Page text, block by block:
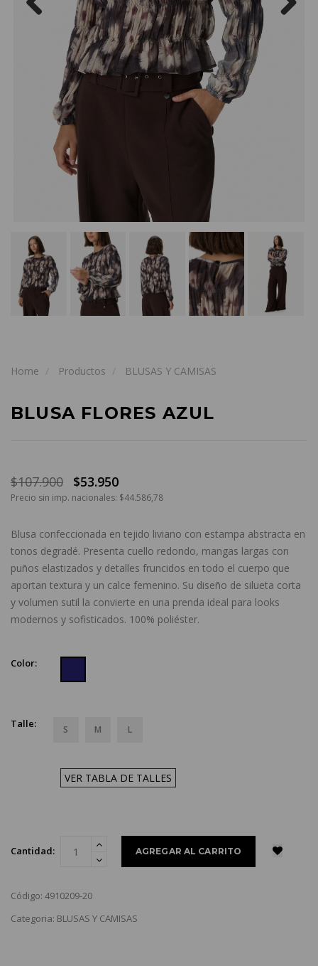
Home Productos BLUSAS Y CAMISAS
BLUSA FLORES AZUL
$107.900 $53.950
Precio sin imp. nacionales: $44.586,78
Blusa confeccionada en tejido liviano con estampa abstracta en
tonos degradé. Presenta cuello redondo, mangas largas con
puños elastizados y detalles fruncidos en todo el cuerpo que
aportan textura y un calce femenino. Su diseño de silueta corta
y volumen sutil la convierte en una prenda ideal para looks
modernos y sofisticados. 100% poliéster.
Color:
Talle: S M L
VER TABLA DE TALLES
Cantidad:
Código: 4910209-20
Categoria: BLUSAS Y CAMISAS